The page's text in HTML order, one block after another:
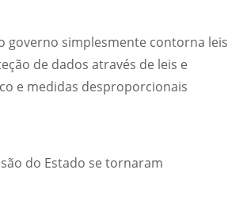
governo simplesmente contorna leis
de dados através de leis e
e medidas desproporcionais
do Estado se tornaram